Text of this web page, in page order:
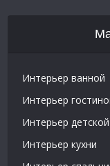
Интерьер ванной
Интерьер
Интерьер детской
Интерьер кухни